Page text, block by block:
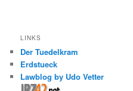
LINKS
Der Tuedelkram
Erdstueck
Lawblog by Udo Vetter